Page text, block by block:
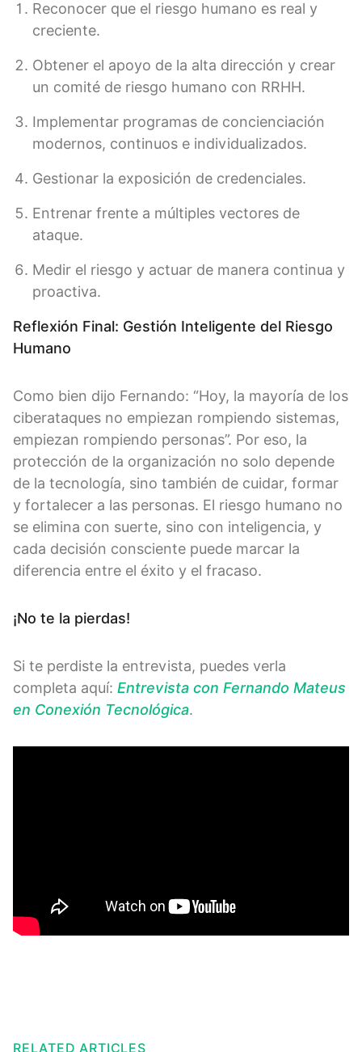
Reconocer que el riesgo humano es real y
creciente.
Obtener el apoyo de la alta dirección y crear
un comité de riesgo humano con RRHH.
Implementar programas de concienciación
modernos, continuos e individualizados.
Gestionar la exposición de credenciales.
Entrenar frente a múltiples vectores de
ataque.
Medir el riesgo y actuar de manera continua y
proactiva.
Reflexión Final: Gestión Inteligente del Riesgo
Humano
Como bien dijo Fernando: “Hoy, la mayoría de los
ciberataques no empiezan rompiendo sistemas,
empiezan rompiendo personas”. Por eso, la
protección de la organización no solo depende
de la tecnología, sino también de cuidar, formar
y fortalecer a las personas. El riesgo humano no
se elimina con suerte, sino con inteligencia, y
cada decisión consciente puede marcar la
diferencia entre el éxito y el fracaso.
¡No te la pierdas!
Si te perdiste la entrevista, puedes verla
completa aquí: Entrevista con Fernando Mateus
en Conexión Tecnológica.
RELATED ARTICLES